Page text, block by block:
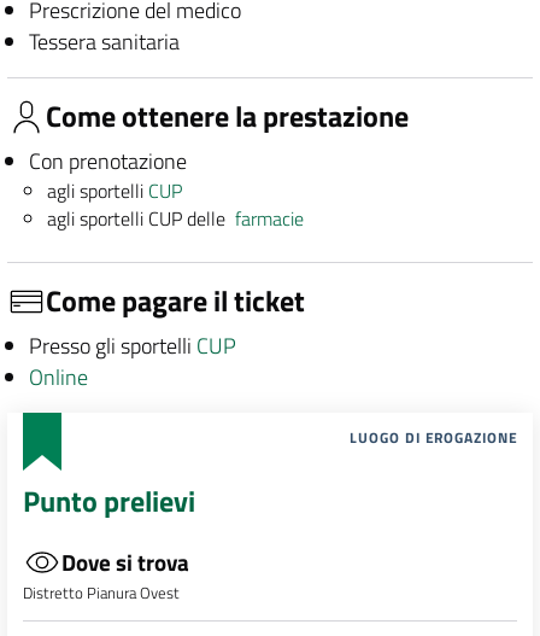
Prescrizione del medico
Tessera sanitaria
Come ottenere la prestazione
Con prenotazione
agli sportelli CUP
agli sportelli CUP dellefarmacie
Come pagare il ticket
Presso gli sportelli CUP
Online
LUOGO DI EROGAZIONE
Punto prelievi
Dove si trova
Distretto Pianura Ovest